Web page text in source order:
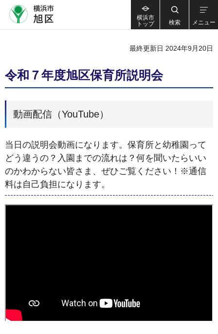
横浜市
トップ
検索 メニュー
最終更新日 2024年9月20日
令和７年度旭区保育所説明会
動画配信（YouTube）
当日の説明会動画になります。保育所と幼稚園って
どう違うの？入園までの流れは？何を聞いたらいい
のかわからない皆さま、ぜひご覧ください！※通信
料は自己負担になります。